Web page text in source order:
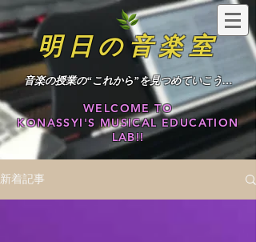
明日の音楽室
​音楽の授業の“これから”を見つめていこう…
WELCOME TO
KONASSYI'S MUSICAL EDUCATION
LAB!!
新着記事